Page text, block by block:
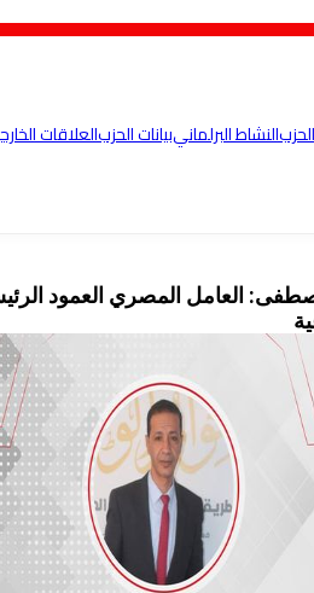
النشاط البرلمانيبيانات الحزبالعلاقات
العامل المصري العمود